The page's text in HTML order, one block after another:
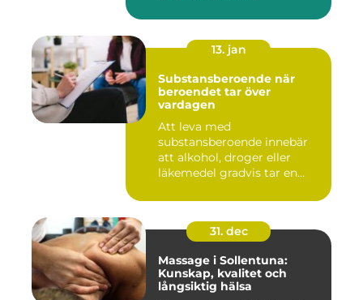
13. jan
Substansberoende när
beroendet tar över
vardagen
Att leva med
substansberoende innebär
att alkohol, droger eller
läkemedel gradvis tar en
31. dec
Massage i Sollentuna:
Kunskap, kvalitet och
långsiktig hälsa